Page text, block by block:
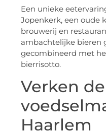
Een unieke
Jopenkerk, een oude
brouwerij en
ambachtelijke bieren
gecombineerd met
bierrisotto.
Verken de
Haarlem